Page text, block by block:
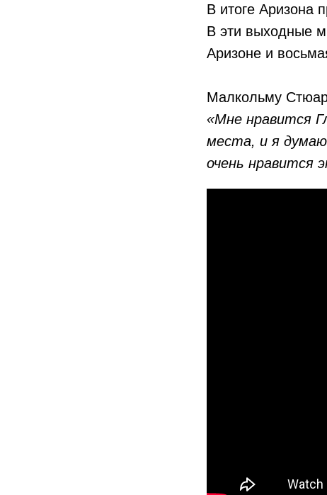
В итоге Аризона
В эти выходные
Аризоне и
Малкольму
«Мне нравится
места, и я
очень нравится